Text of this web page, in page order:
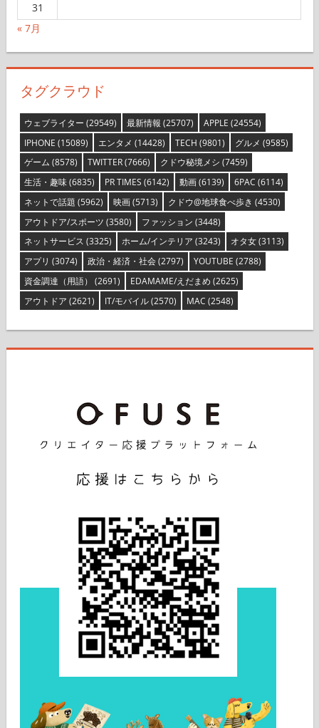
31
« 7月
タグクラウド
ウェブライター (29549) 最新情報 (25707) APPLE (24554)
IPHONE (15089) エンタメ (14428) TECH (9801) グルメ (9585)
ゲーム (8578) TWITTER(7666) クドウ秘境メシ (7459)
生活・趣味(6835) PR TIMES (6142) 動画(6139) 6PAC (6114)
ネットで話題 (5962) 映画(5713) クドウ@地球食べ歩き (4530)
アウトドア/スポーツ (3580) ファッション (3448)
ネットサービス (3325) ホーム/インテリア (3243) オタ女(3113)
アプリ (3074) 政治・経済・社会(2797) YOUTUBE (2788)
資金調達（用語） (2691) EDAMAME/えだまめ (2625)
アウトドア (2621) IT/モバイル(2570) MAC (2548)